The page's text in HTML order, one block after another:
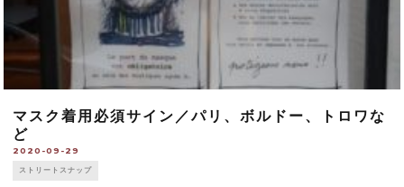
マスク着用必須サイン／パリ、ボルドー、トロワな
ど
2020-09-29
ストリートスナップ